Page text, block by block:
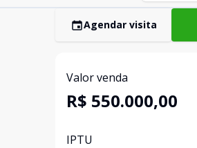
Agendar visita
Valor venda
R$ 550.000,00
IPTU